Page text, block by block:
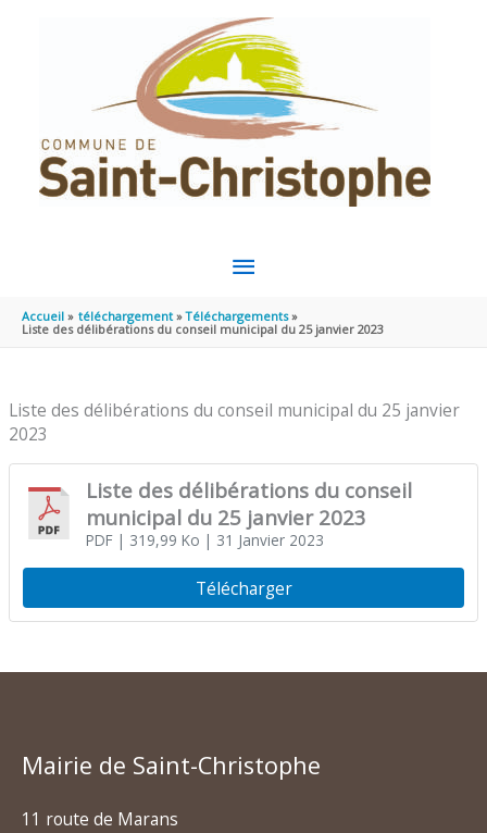
MENU
PRINCIPAL
Accueil téléchargement
Téléchargements
Liste des délibérations du conseil municipal du 25 janvier 2023
Liste des délibérations du conseil municipal du 25 janvier
2023
Liste des délibérations du conseil
municipal du 25 janvier 2023
PDF| 319,99 Ko | 31 Janvier 2023
Télécharger
Mairie de Saint-Christophe
11 route de Marans